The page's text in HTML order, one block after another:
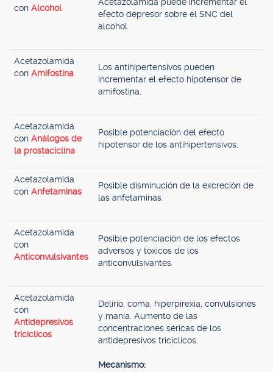
con Alcohol
efecto depresor sobre el SNC del
alcohol.
Acetazolamida
con Amifostina
Los antihipertensivos pueden
incrementar el efecto hipotensor de
amifostina.
Acetazolamida
con Análogos de
la prostaciclina
Posible potenciación del efecto
hipotensor de los antihipertensivos.
Acetazolamida
con Anfetaminas
Posible disminución de la excreción de
las anfetaminas.
Acetazolamida
con
Anticonvulsivantes
Posible potenciación de los efectos
adversos y tóxicos de los
anticonvulsivantes.
Acetazolamida
con
Antidepresivos
tricíclicos
Delirio, coma, hiperpirexia, convulsiones
y manía. Aumento de las
concentraciones séricas de los
antidepresivos tricíclicos.
Mecanismo: